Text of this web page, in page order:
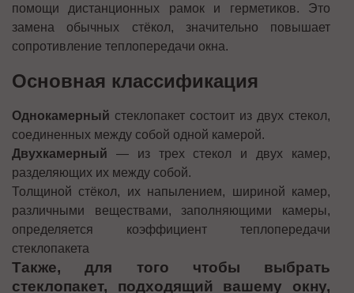
помощи дистанционных рамок и герметиков. Это
замена обычных стёкол, значительно повышает
сопротивление теплопередачи окна.
Основная классификация
Однокамерный стеклопакет состоит из двух стекол,
соединенных между собой одной камерой.
Двухкамерный — из трех стекол и двух камер,
разделяющих их между собой.
Толщиной стёкол, их напылением, шириной камер,
различными веществами, заполняющими камеры,
определяется коэффициент теплопередачи
стеклопакета
Также, для того чтобы выбрать
стеклопакет, подходящий вашему окну,